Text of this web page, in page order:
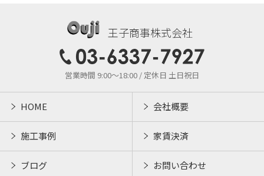
王子商事株式会社
営業時間 9:00～18:00 / 定休日 土日祝日
HOME 会社概要
施工事例 家賃決済
ブログ お問い合わせ